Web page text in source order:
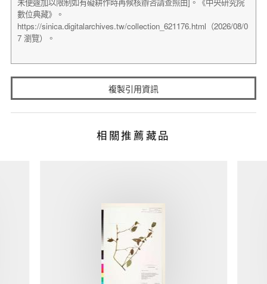
複製引用資訊
相關推薦藏品